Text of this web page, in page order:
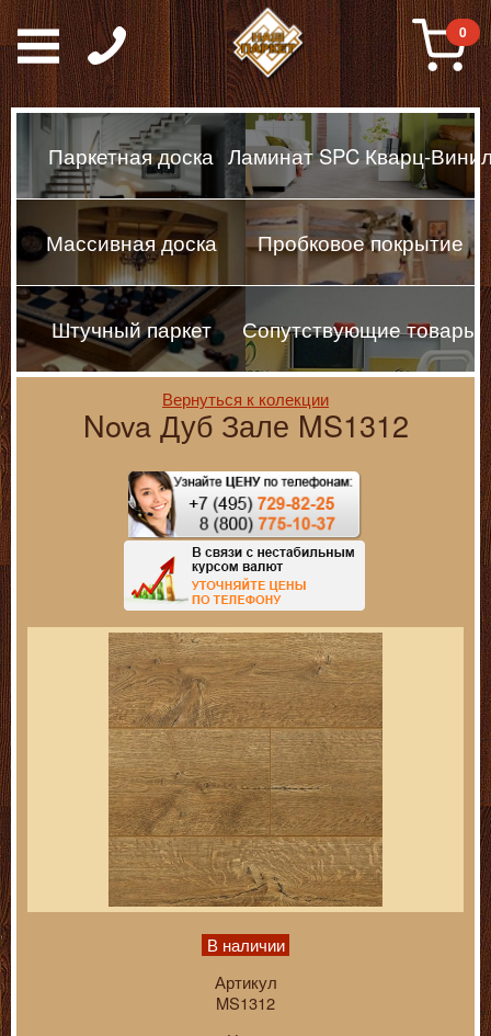
Паркет, Штучный
0
Паркетная доска Ламинат SPC Кварц-
Массивная доска Пробковое покрытие
Штучный паркет Сопутствующие товары
Nova Дуб Зале MS1312
Вернуться к колекции
В наличии
Артикул
MS1312